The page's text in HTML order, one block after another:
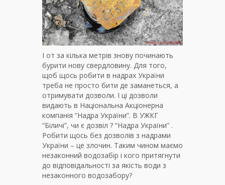
І от за кілька метрів знову починають
бурити нову свердловину. Для того,
щоб щось робити в надрах України
треба не просто бити де заманеться, а
отримувати дозволи. І ці дозволи
видають в Національна Акціонерна
компанія “Надра України”. В УЖКГ
“Біличі”, чи є дозвіл ? “Надра України” .
Робити щось без дозволів з надрами
України – це злочин. Таким чином маємо
незаконний водозабір і кого притягнути
до відповідальності за якість води з
незаконного водозабору?